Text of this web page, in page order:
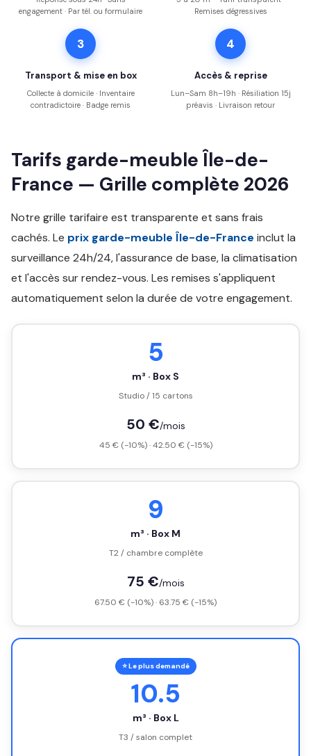
engagement · Par tél. ou formulaire
Remises dégressives
3
Transport & mise en box
Collecte à domicile · Inventaire
contradictoire · Badge remis
4
Accès & reprise
Lun–Sam 8h–19h · Résiliation 15j
préavis · Livraison retour
Tarifs garde-meuble Île-de-
France — Grille complète 2026
Notre grille tarifaire est transparente et sans frais
cachés. Le prix garde-meuble Île-de-France inclut la
surveillance 24h/24, l'assurance de base, la climatisation
et l'accès sur rendez-vous. Les remises s'appliquent
automatiquement selon la durée de votre engagement.
5
m³ · Box S
Studio / 15 cartons
50 €/mois
45 € (-10%) · 42.50 € (-15%)
9
m³ · Box M
T2 / chambre complète
75 €/mois
67.50 € (-10%) · 63.75 € (-15%)
⭐ Le plus demandé
10.5
m³ · Box L
T3 / salon complet